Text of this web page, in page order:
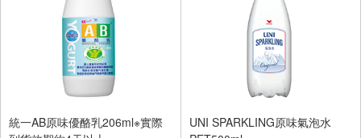
統一AB原味優酪乳206ml※實際
UNI SPARKLING原味氣泡水